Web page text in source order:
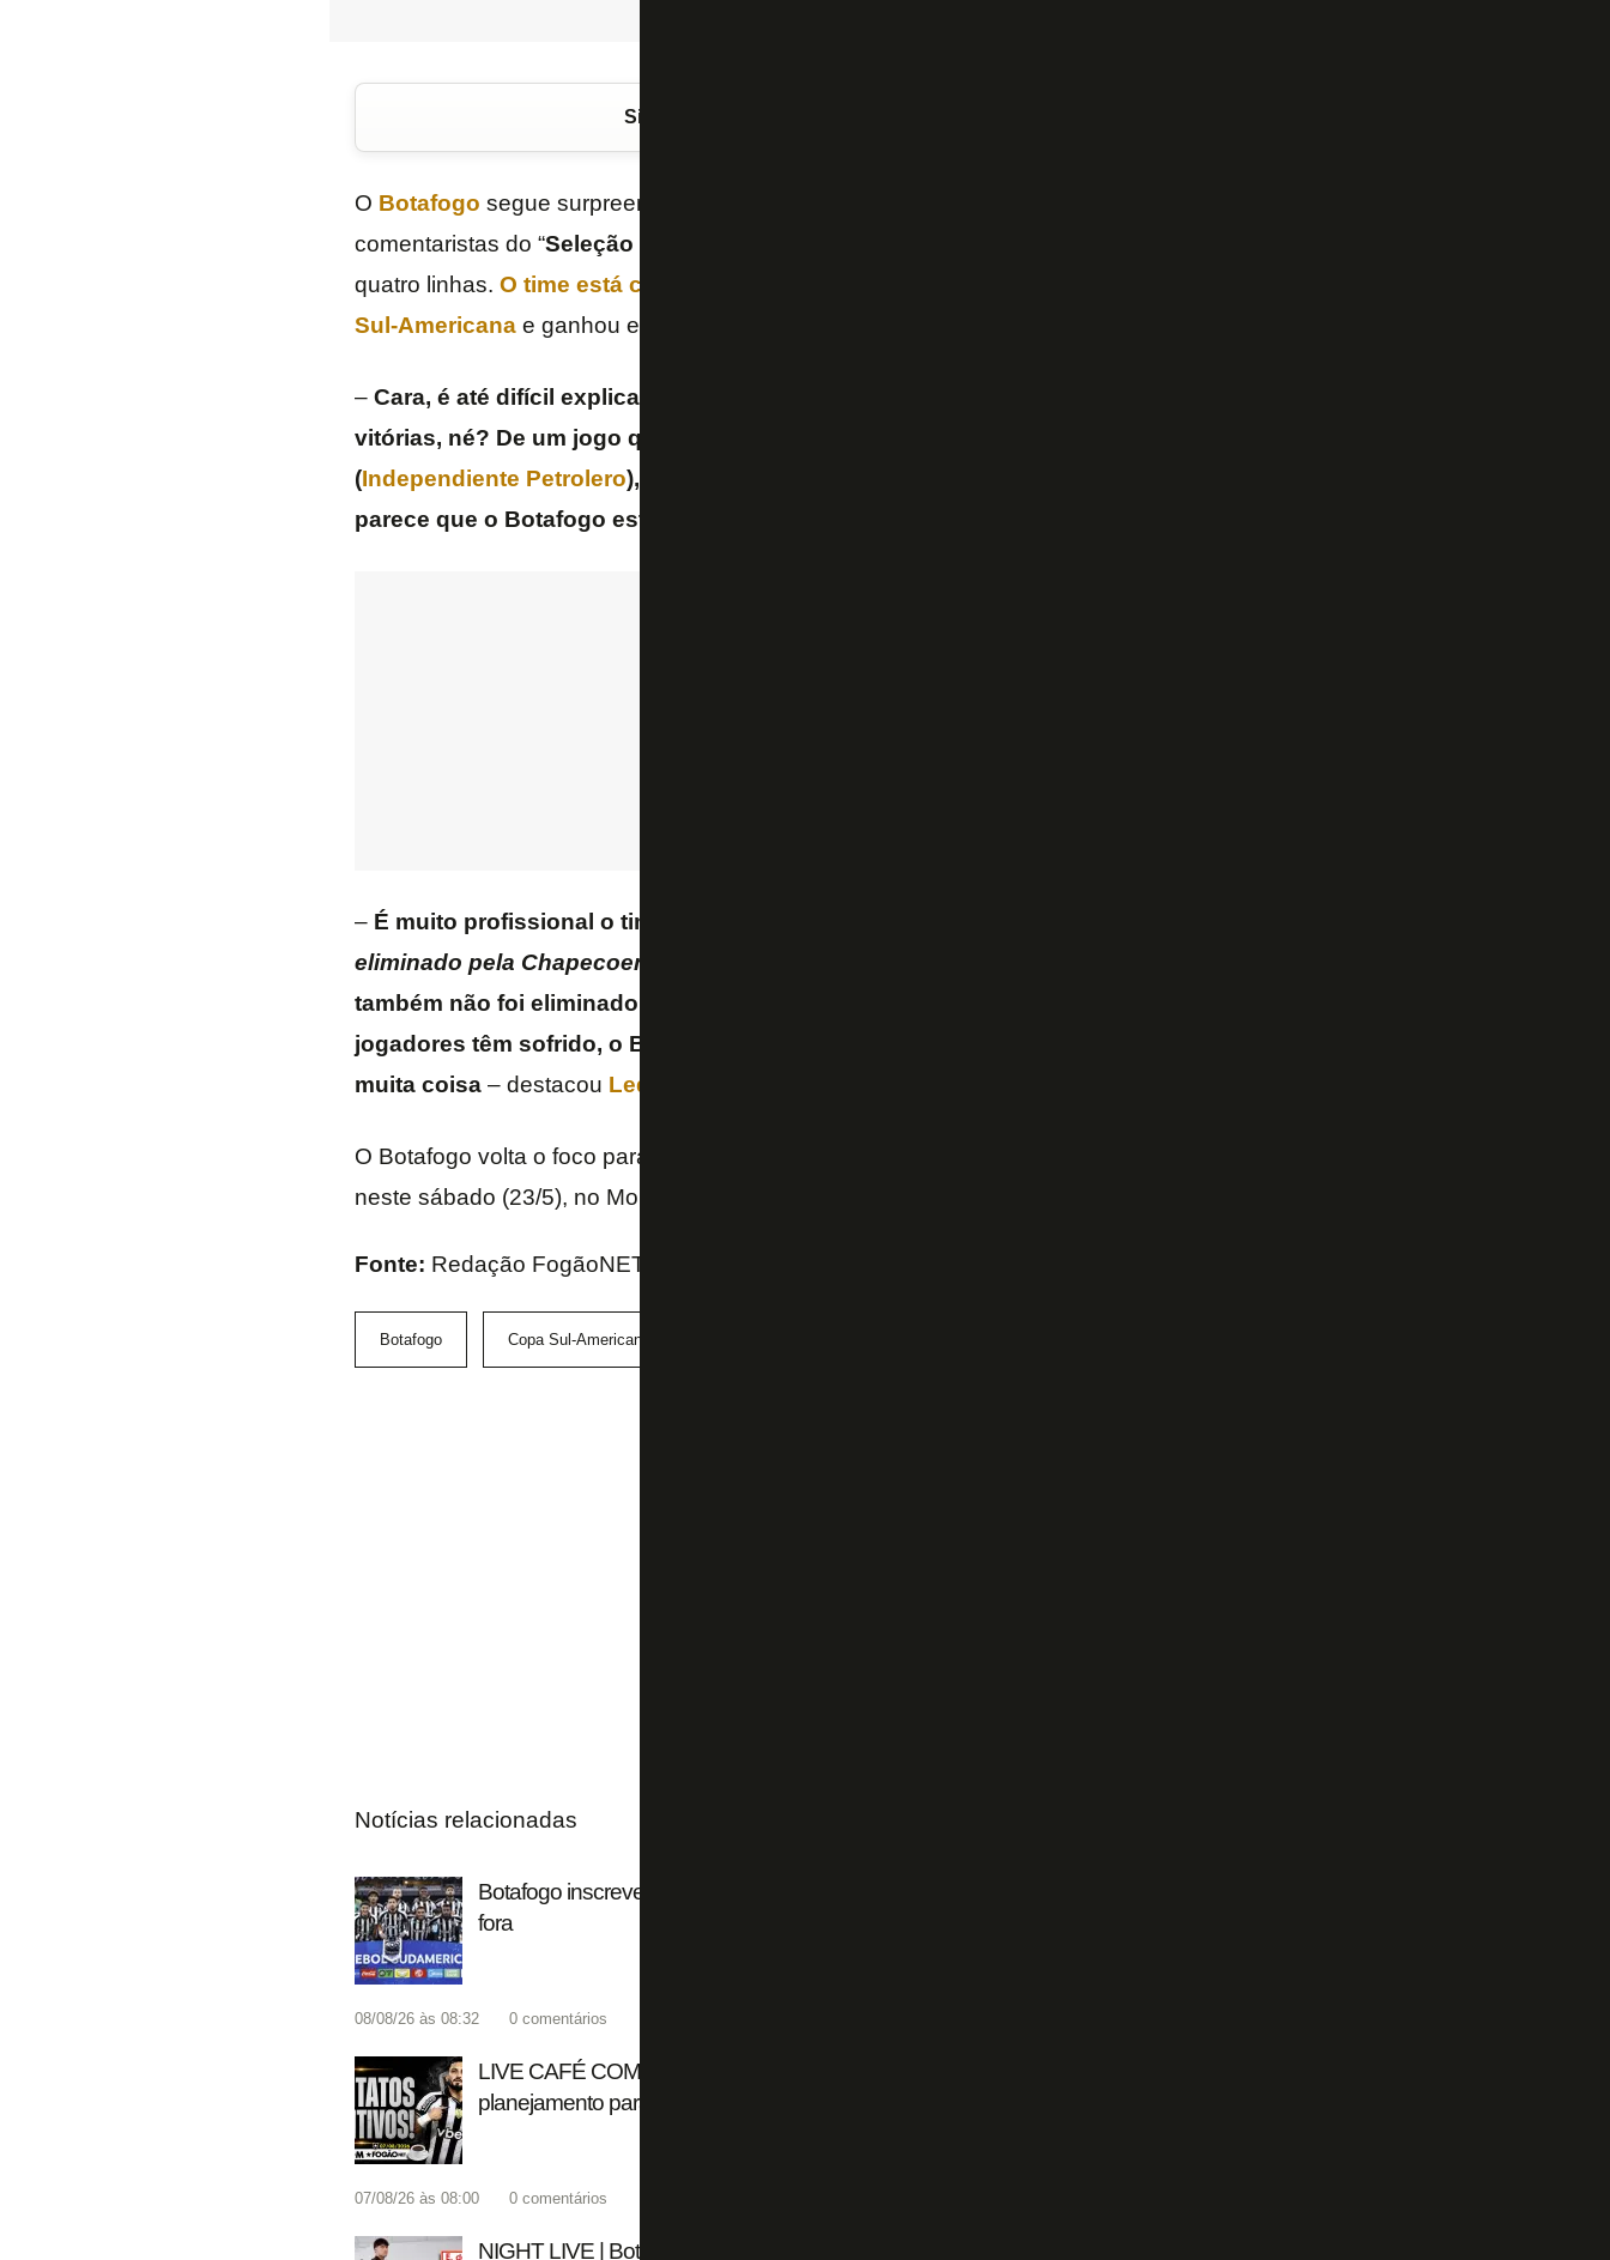
Siga o FogãoNET
O Botafogo segue surpreendendo dentro de campo. Esta é a análise dos
comentaristas do “Seleção
quatro linhas. O time está classificado diretamente para as oitavas de final da
Sul-Americanae ganhou elogios.
– Cara, é até difícil explicar de onde o Botafogo tem arrancado boas atuações e
vitórias, né? De um jogo que fez contra o
(Independiente Petrolero), a situação que o time está dentro da competição. Nem
parece que o Botafogo está vivendo essa loucura
– É muito profissional o time do Botafogo, cara. São profissionais.
eliminado pela Chapecoense”
também não foi eliminado na
jogadores têm sofrido, o Botafogo tem sofrido, e o que eles estão entregando, é
muita coisa – destacou Ledio Carmona
O Botafogo volta o foco para o
neste sábado (23/5), no Morumbis.
Fonte: Redação FogãoNET e SporTV
Botafogo Copa Sul-Americana
Notícias relacionadas
Botafogo inscreve cinco reforços nas oitavas da Copa Sul-Americana; Paulinho fica
fora
08/08/26 às 08:32 0 comentários
LIVE CAFÉ COM FOGÃONET | Alex Telles fala sobre renovação; Botafogo monta
planejamento para altitude
07/08/26 às 08:00 0 comentários
NIGHT LIVE | Botafogo encaminha saída de Tucu Correa; clube prepara logística